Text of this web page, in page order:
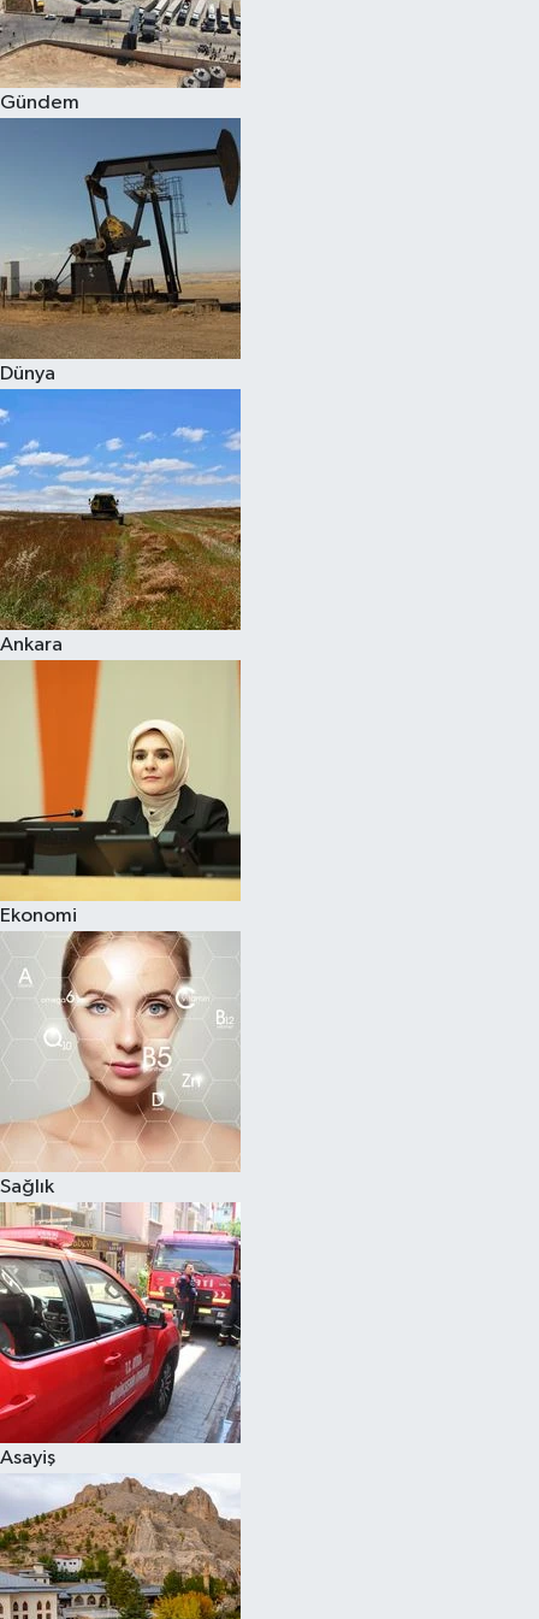
Gündem
Dünya
Ankara
Ekonomi
Sağlık
Asayiş
Spor
Burç Yorumları
Çocuk
Eğitim
Hava Durumu
Kadın
Kültür Sanat
Sağlık
Siyaset
Teknoloji
Televizyon
Yaşam-Çevre